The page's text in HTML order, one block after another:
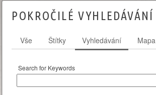
POKROČILÉ VYHLEDÁVÁNÍ
Vše Štítky Vyhledávání Mapa
Search for Keywords